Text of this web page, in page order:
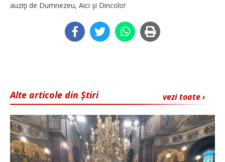
auziţi de Dumnezeu, Aici şi Dincolo!
vezi toate ›
Alte articole din Știri